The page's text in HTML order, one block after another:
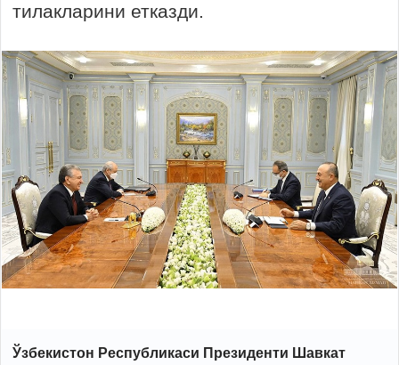
тилакларини етказди.
Ўзбекистон Республикаси Президенти Шавкат